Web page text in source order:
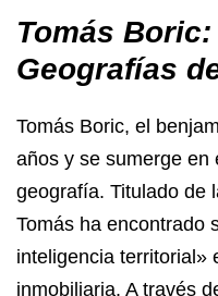
Tomás
Geografías
Tomás Boric, el
años y se sumerge en
geografía. Titulado de
Tomás ha encontrado
inteligencia territorial»
inmobiliaria. A través